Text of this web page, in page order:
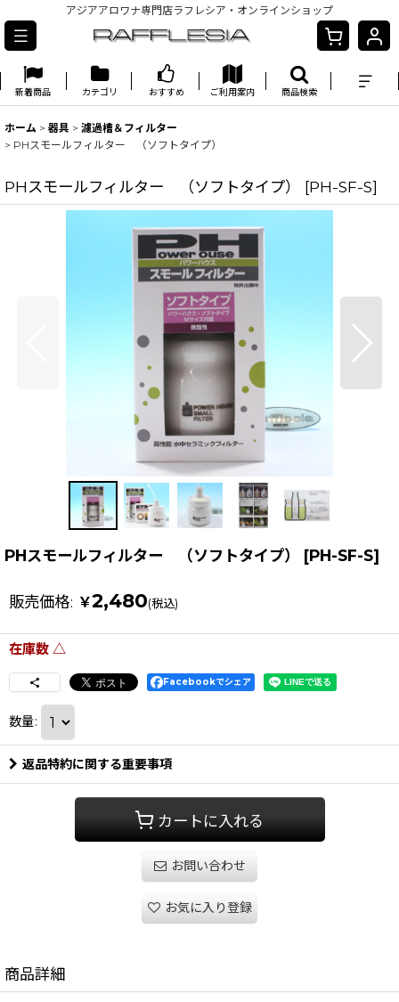
アジアアロワナ専門店ラフレシア・オンラインショップ
新着商品 カテゴリ おすすめ ご利用案内 商品検索
ホーム > 器具 > 濾過槽＆フィルター
> PHスモールフィルター （ソフトタイプ）
PHスモールフィルター （ソフトタイプ） [PH-SF-S]
PHスモールフィルター （ソフトタイプ） [PH-SF-S]
販売価格: ￥2,480(税込)
在庫数 △
Facebookでシェア
数量:
返品特約に関する重要事項
カートに入れる
お問い合わせ
お気に入り登録
商品詳細